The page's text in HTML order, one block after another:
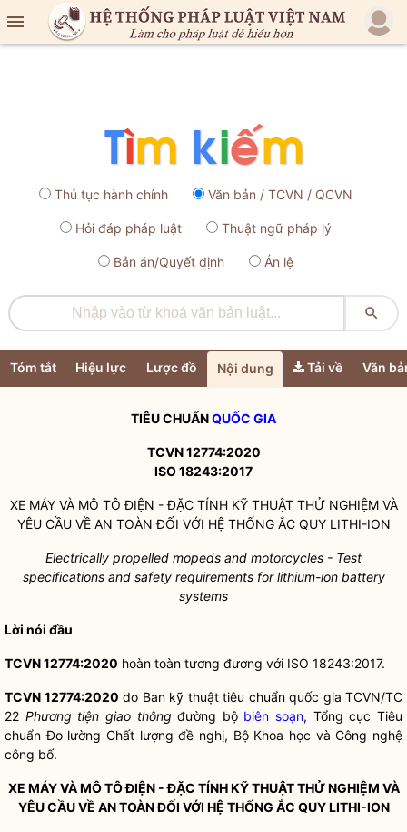

Thủ tục hành chính Văn bản / TCVN / QCVN
Hỏi đáp pháp luật Thuật ngữ pháp lý
Bản án/Quyết định Án lệ

Tóm tắt Hiệu lực Lược đồ Nội dung Tải về Văn
TIÊU CHUẨNQUỐC GIA
TCVN 12774:2020
ISO 18243:2017
XE MÁY VÀ MÔ TÔ ĐIỆN - ĐẶC TÍNH KỸ THUẬT THỬ NGHIỆM VÀ
YÊU CẦU VỀ AN TOÀN ĐỐI VỚI HỆ THỐNG ẮC QUY LITHI-ION
Electrically propelled mopeds and motorcycles - Test
specifications and safety requirements for lithium-ion battery
systems
Lời nói đầu
TCVN 12774:2020 hoàn toàn tương đương với ISO 18243:2017.
TCVN 12774:2020 do Ban kỹ thuật tiêu chuẩn quốc gia TCVN/TC
22 Phương tiện giao thông đường bộ biên soạn, Tổng cục Tiêu
chuẩn Đo lường Chất lượng đề nghị, Bộ Khoa học và Công nghệ
công bố.
XE MÁY VÀ MÔ TÔ ĐIỆN - ĐẶC TÍNH KỸ THUẬT THỬ NGHIỆM VÀ
YÊU CẦU VỀ AN TOÀN ĐỐI VỚI HỆ THỐNG ẮC QUY LITHI-ION